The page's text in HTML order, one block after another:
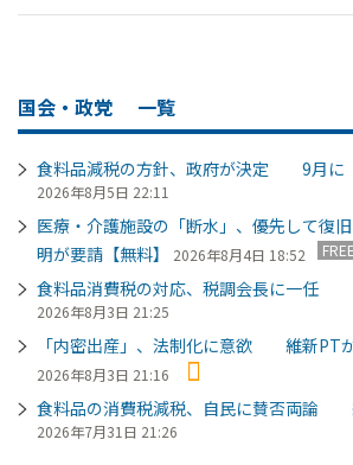
国会・政党 一覧
食料品減税の方針、政府が決定 9月に
2026年8月5日 22:11
医療・介護施設の「断水」、優先して
明が要請【無料】
2026年8月4日 18:52 FREE
食料品消費税の対応、税調会長に一任
2026年8月3日 21:25
「内密出産」、法制化に意欲 維新PT
2026年8月3日 21:16
食料品の消費税減税、自民に賛否両論
2026年7月31日 21:26